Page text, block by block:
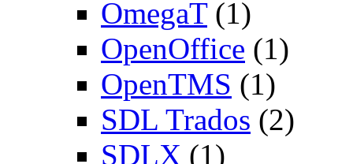
OmegaT(1)
OpenOffice (1)
OpenTMS (1)
SDL Trados (2)
SDLX (1)